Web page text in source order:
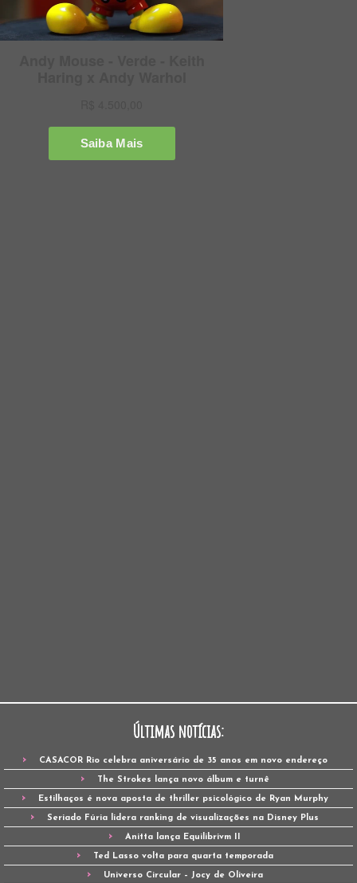
Últimas notícias:
CASACOR Rio celebra aniversário de 35 anos em novo endereço
The Strokes lança novo álbum e turnê
Estilhaços é nova aposta de thriller psicológico de Ryan Murphy
Seriado Fúria lidera ranking de visualizações na Disney Plus
Anitta lança Equilibrivm II
Ted Lasso volta para quarta temporada
Universo Circular – Jocy de Oliveira